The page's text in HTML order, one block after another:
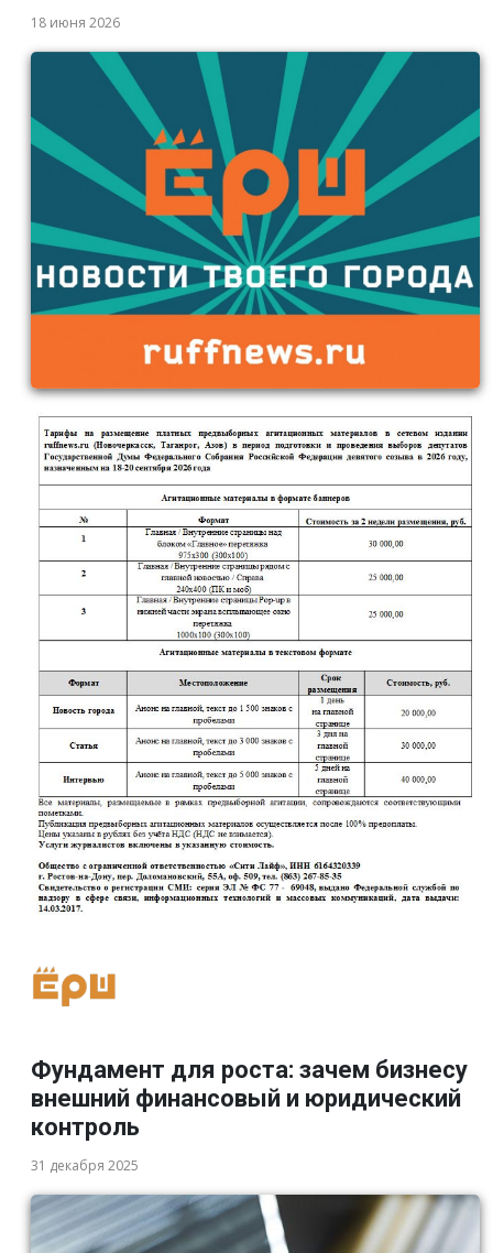
18 июня 2026
Фундамент для роста: зачем бизнесу
внешний финансовый и юридический
контроль
31 декабря 2025